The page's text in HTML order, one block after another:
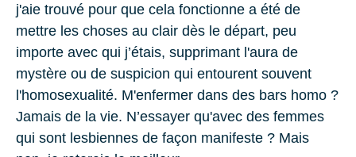
j'aie trouvé pour que cela fonctionne a été de
mettre les choses au clair dès le départ, peu
importe avec qui j’étais, supprimant l'aura de
mystère ou de suspicion qui entourent souvent
l'homosexualité. M'enfermer dans des bars homo ?
Jamais de la vie. N’essayer qu'avec des femmes
qui sont lesbiennes de façon manifeste ? Mais